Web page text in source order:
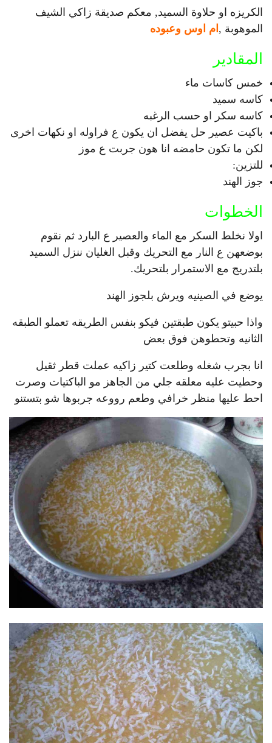
الكريزه او حلاوة السميد, معكم صديقة زاكي الشيف
الموهوبة , ام اوس وعبوده
المقادير
خمس كاسات ماء
كاسه سميد
كاسه سكر او حسب الرغبه
باكيت عصير حل يفضل ان يكون ع فراوله او نكهات اخرى
لكن ما تكون حامضه انا هون جربت ع موز
للتزين:
جوز الهند
الخطوات
اولا نخلط السكر مع الماء والعصير ع البارد ثم نقوم
بوضعهن ع النار مع التحريك وقبل الغليان ننزل السميد
بلتدريج مع الاستمرار بلتحريك.
يوضع في الصينيه ويرش بلجوز الهند
واذا حبيتو يكون طبقتين فيكو بنفس الطريقه تعملو الطبقه
الثانيه وتحطوهن فوق بعض
انا بجرب شغله وطلعت كتير زاكيه عملت قطر ثقيل
وحطيت عليه معلقه جلي من الجاهز مو الباكتيات وصرت
احط عليها منظر خرافي وطعم رووعه جربوها شو بتستنو